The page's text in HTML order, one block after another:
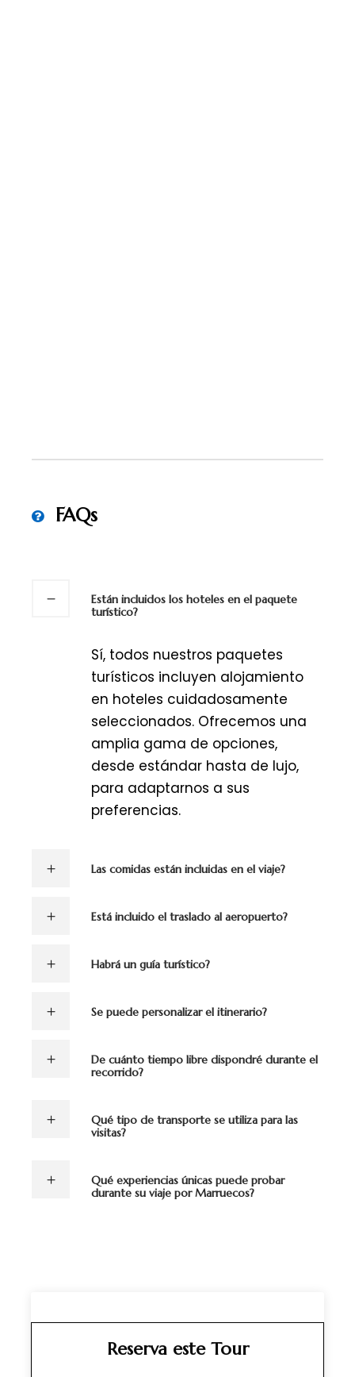
Reserva este Tour
FAQs
Están incluidos los hoteles en el paquete
turístico?
Sí, todos nuestros paquetes
turísticos incluyen alojamiento
en hoteles cuidadosamente
seleccionados. Ofrecemos una
amplia gama de opciones,
desde estándar hasta de lujo,
para adaptarnos a sus
preferencias.
Las comidas están incluidas en el viaje?
Está incluido el traslado al aeropuerto?
Habrá un guía turístico?
Se puede personalizar el itinerario?
De cuánto tiempo libre dispondré durante el
recorrido?
Qué tipo de transporte se utiliza para las
visitas?
Qué experiencias únicas puede probar
durante su viaje por Marruecos?